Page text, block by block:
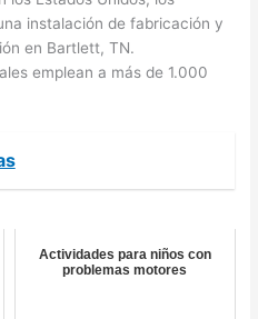
instalación de fabricación y
en Bartlett, TN.
emplean a más de 1.000
Actividades para niños con
problemas motores